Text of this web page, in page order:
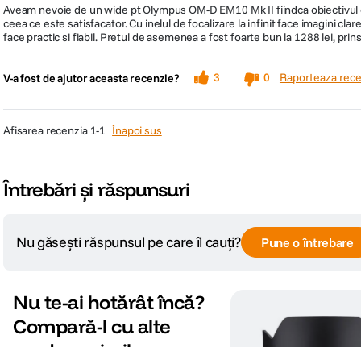
Aveam nevoie de un wide pt Olympus OM-D EM10 Mk II fiindca
ceea ce este satisfacator. Cu inelul de focalizare la infinit face imagini
face practic si fiabil. Pretul de asemenea a fost foarte bun la 1288 lei,
V-a fost de ajutor aceasta recenzie? 3 0 Raporteaza
afisarea recenzia 1-1 Înapoi sus
Întrebări și răspunsuri
Nu găsești răspunsul pe care îl cauți? Pune o întrebare
Nu te-ai hotărât încă?
Compară-l cu alte